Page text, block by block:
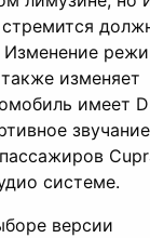
стремится
Изменение
изменяет
имеет
системе.
версии